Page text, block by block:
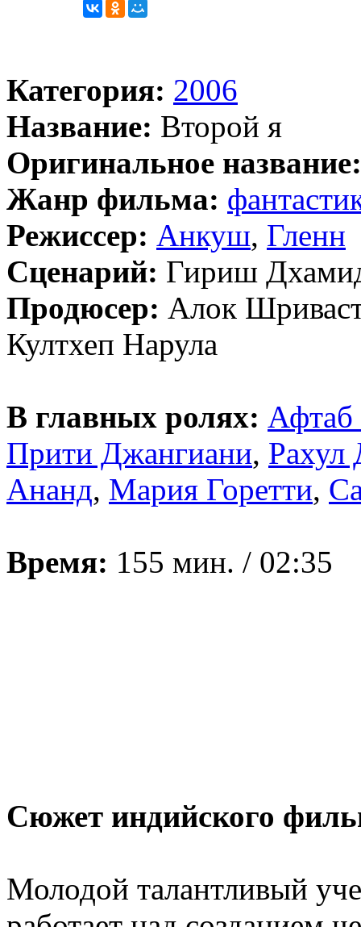
Категория: 2006
Название: Второй я
Оригинальное название:
Жанр фильма:
Режиссер: Анкуш, Гленн
Сценарий: Гириш
Продюсер: Алок
Култхеп Нарула
В главных ролях:
Прити Джангиани, Рахул
Ананд, Мария Горетти,
Время: 155 мин. / 02:35
Сюжет индийского
Молодой талантливый